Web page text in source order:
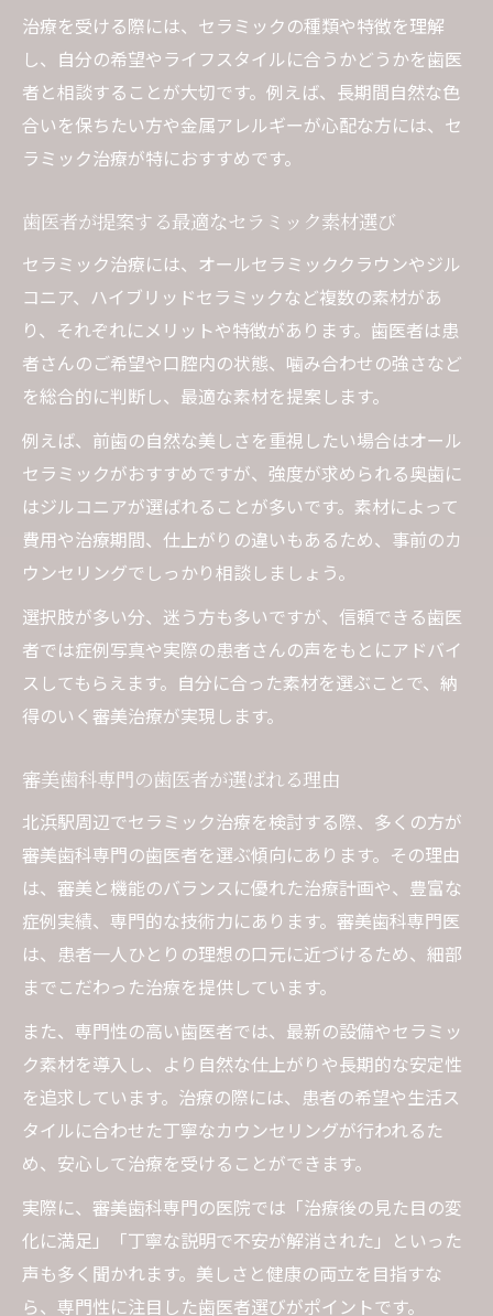
治療を受ける際には、セラミックの種類や特徴を理解
し、自分の希望やライフスタイルに合うかどうかを歯医
者と相談することが大切です。例えば、長期間自然な色
合いを保ちたい方や金属アレルギーが心配な方には、セ
ラミック治療が特におすすめです。
歯医者が提案する最適なセラミック素材選び
セラミック治療には、オールセラミッククラウンやジル
コニア、ハイブリッドセラミックなど複数の素材があ
り、それぞれにメリットや特徴があります。歯医者は患
者さんのご希望や口腔内の状態、噛み合わせの強さなど
を総合的に判断し、最適な素材を提案します。
例えば、前歯の自然な美しさを重視したい場合はオール
セラミックがおすすめですが、強度が求められる奥歯に
はジルコニアが選ばれることが多いです。素材によって
費用や治療期間、仕上がりの違いもあるため、事前のカ
ウンセリングでしっかり相談しましょう。
選択肢が多い分、迷う方も多いですが、信頼できる歯医
者では症例写真や実際の患者さんの声をもとにアドバイ
スしてもらえます。自分に合った素材を選ぶことで、納
得のいく審美治療が実現します。
審美歯科専門の歯医者が選ばれる理由
北浜駅周辺でセラミック治療を検討する際、多くの方が
審美歯科専門の歯医者を選ぶ傾向にあります。その理由
は、審美と機能のバランスに優れた治療計画や、豊富な
症例実績、専門的な技術力にあります。審美歯科専門医
は、患者一人ひとりの理想の口元に近づけるため、細部
までこだわった治療を提供しています。
また、専門性の高い歯医者では、最新の設備やセラミッ
ク素材を導入し、より自然な仕上がりや長期的な安定性
を追求しています。治療の際には、患者の希望や生活ス
タイルに合わせた丁寧なカウンセリングが行われるた
め、安心して治療を受けることができます。
実際に、審美歯科専門の医院では「治療後の見た目の変
化に満足」「丁寧な説明で不安が解消された」といった
声も多く聞かれます。美しさと健康の両立を目指すな
ら、専門性に注目した歯医者選びがポイントです。